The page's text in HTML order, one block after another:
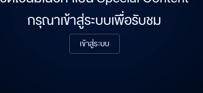
กรุณาเข้าสู่ระบบเพื่อรับชม
เข้าสู่ระบบ